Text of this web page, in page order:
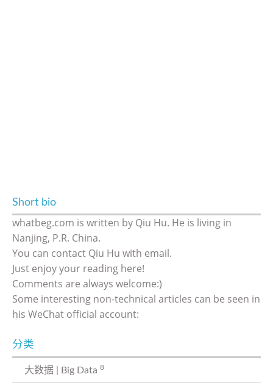
Short bio
whatbeg.com is written by Qiu Hu. He is living in
Nanjing, P.R. China.
You can contact Qiu Hu with email.
Just enjoy your reading here!
Comments are always welcome:)
Some interesting non-technical articles can be seen in
his WeChat official account:
分类
大数据 | Big Data 8